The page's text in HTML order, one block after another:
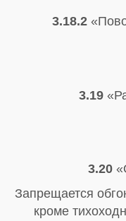
3.18.2
3.19
3.20
Запрещается
кроме